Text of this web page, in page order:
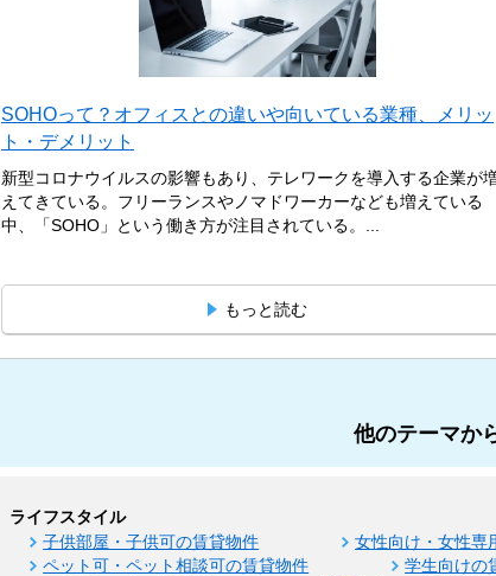
SOHOって？オフィスとの違いや向いている業種、メリッ
ト・デメリット
新型コロナウイルスの影響もあり、テレワークを導入する企業が
えてきている。フリーランスやノマドワーカーなども増えている
中、「SOHO」という働き方が注目されている。...
もっと読む
他のテーマか
ライフスタイル
子供部屋・子供可の賃貸物件 女性向け・女性専
ペット可・ペット相談可の賃貸物件
学生向けの